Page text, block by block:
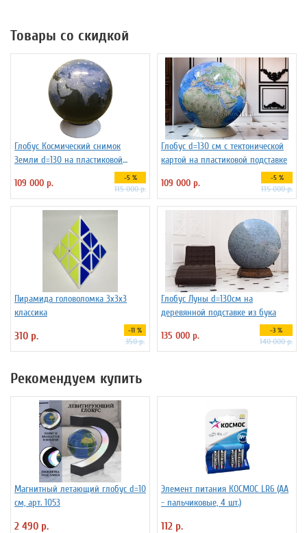
Товары со скидкой
Глобус Космический снимок
Земли d=130 на пластиковой
109 000 р. -5 %
115 000 р.
Глобус d=130 см с тектонической
картой на пластиковой подставке
109 000 р.
-5 %
115 000 р.
Пирамида головоломка 3х3х3
классика
310 р. -11 %
350 р.
Глобус Луны d=130см на
деревянной подставке из бука
135 000 р.
-3 %
140 000 р.
Рекомендуем купить
Магнитный летающий глобус d=10
см, арт. 1053
2 490 р.
Элемент питания КОСМОС LR6 (АА
- пальчиковые, 4 шт.)
112 р.